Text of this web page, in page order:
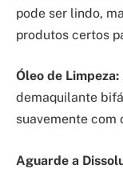
pode ser lindo,
produtos certos
Óleo de Limpeza:
demaquilante
suavemente com
Aguarde a